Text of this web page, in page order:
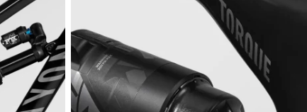
Nos experts du service